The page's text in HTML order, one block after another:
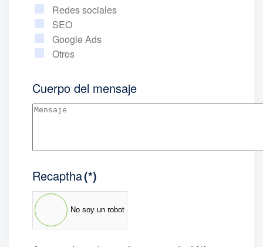
Redes sociales
SEO
Google Ads
Otros
Cuerpo del mensaje
Recaptha(*)
No soy un robot